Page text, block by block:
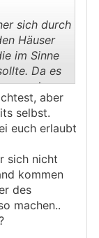
sich durch
Häuser
im Sinne
Da es
auch
in der
geplanten
Es geht
aber
selbst.
euch erlaubt
sich nicht
kommen
des
machen..